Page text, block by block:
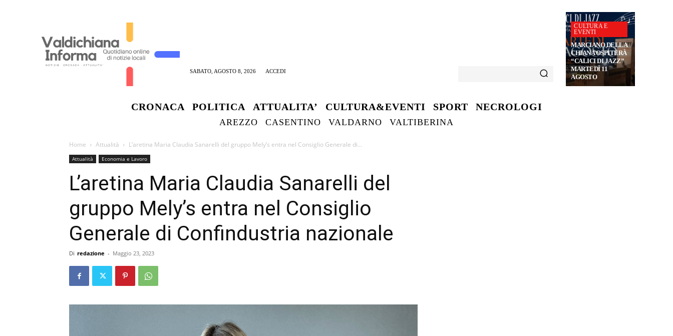
SABATO, AGOSTO 8, 2026 ACCEDI
CULTURA E
EVENTI
MARCIANO DELLA
CHIANA OSPITERÀ
“CALICI DI JAZZ”
MARTEDÌ 11
AGOSTO
CRONACA POLITICA ATTUALITA’ CULTURA&EVENTI SPORT NECROLOGI
AREZZO CASENTINO VALDARNO VALTIBERINA
Home Attualità L’aretina Maria Claudia Sanarelli del gruppo Mely’s entra nel Consiglio Generale di...
Attualità Economia e Lavoro
L’aretina Maria Claudia Sanarelli del
gruppo Mely’s entra nel Consiglio
Generale di Confindustria nazionale
Di redazione - Maggio 23, 2023